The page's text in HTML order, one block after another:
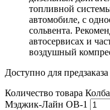
топливной
автомобиле, с
сольвента.
автосервисах и
воздушный
Доступно для предзаказа
Количество товара
Мэджик-Лайн ОВ-1